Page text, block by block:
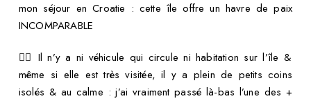
mon séjour en Croatie : cette île offre un havre de paix
INCOMPARABLE
👉🏻 Il n’y a ni véhicule qui circule ni habitation sur l’île &
même si elle est très visitée, il y a plein de petits coins
isolés & au calme : j’ai vraiment passé là-bas l’une des +